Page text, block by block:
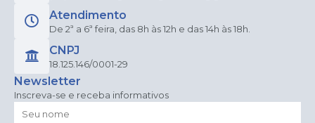
Atendimento
De 2ª a 6ª feira, das 8h às 12h e das 14h às 18h.
CNPJ
18.125.146/0001-29
Newsletter
Inscreva-se e receba informativos